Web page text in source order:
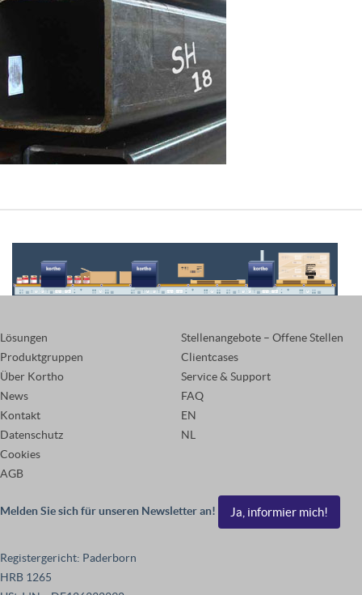
Lösungen
Produktgruppen
Über Kortho
News
Kontakt
Datenschutz
Cookies
AGB
Stellenangebote – Offene Stellen
Clientcases
Service & Support
FAQ
EN
NL
Melden Sie sich für unseren Newsletter an! Ja, informier mich!
Registergericht: Paderborn
HRB 1265